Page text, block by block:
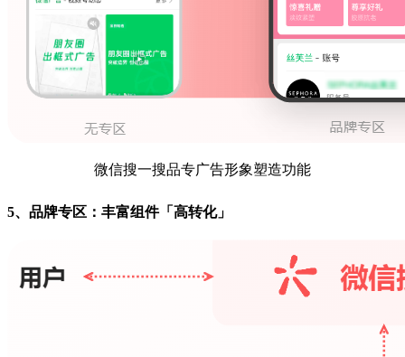
微信搜一搜品专广告形象塑造功能
5、品牌专区：丰富组件「高转化」